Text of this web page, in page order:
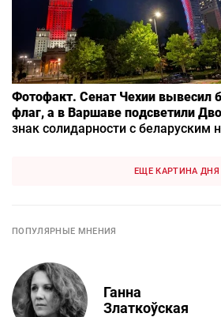
Фотофакт. Сенат Чехии вывесил
флаг, а в Варшаве подсветили
знак солидарности с беларуским
ЕЩЕ КАРТИНА ДНЯ
ПОПУЛЯРНЫЕ МНЕНИЯ
Ганна
Златкоўская